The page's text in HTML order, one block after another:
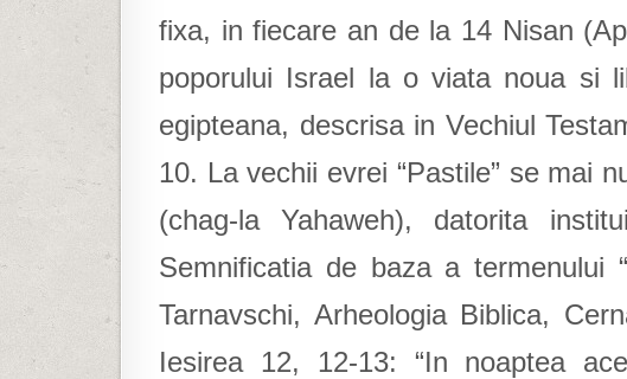
fixa, in fiecare an de la 14 Nisan
poporului Israel la o viata noua si
egipteana, descrisa in Vechiul
10. La vechii evrei “Pastile” se mai
(chag-la Yahaweh), datorita
Semnificatia de baza a termenului
Tarnavschi, Arheologia Biblica,
Iesirea 12, 12-13: “In noaptea